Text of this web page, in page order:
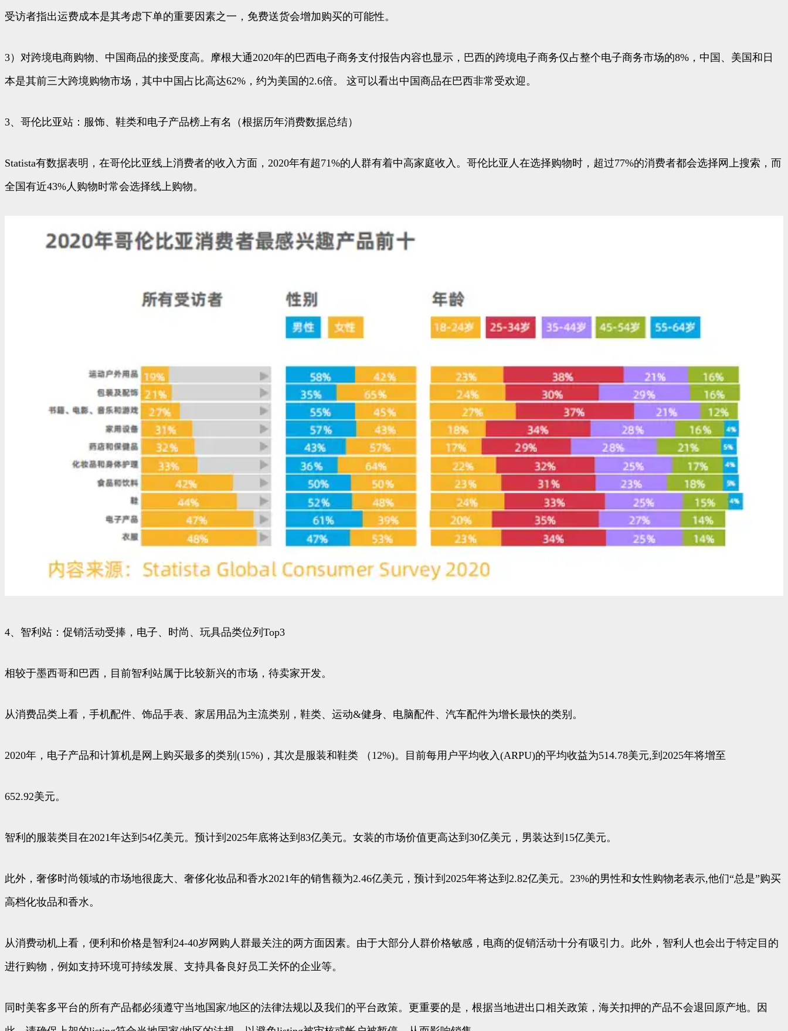
受访者指出运费成本是其考虑下单的重要因素之一，免费送货会增加购买的可能性。
3）对跨境电商购物、中国商品的接受度高。摩根大通2020年的巴西电子商务支付报告内容也显示，巴西的跨境电子商务仅占整个电子商务市场的8%，中国、美国和日
本是其前三大跨境购物市场，其中中国占比高达62%，约为美国的2.6倍。 这可以看出中国商品在巴西非常受欢迎。
3、哥伦比亚站：服饰、鞋类和电子产品榜上有名（根据历年消费数据总结）
Statista有数据表明，在哥伦比亚线上消费者的收入方面，2020年有超71%的人群有着中高家庭收入。哥伦比亚人在选择购物时，超过77%的消费者都会选择网上搜索，而
全国有近43%人购物时常会选择线上购物。
4、智利站：促销活动受捧，电子、时尚、玩具品类位列Top3
相较于墨西哥和巴西，目前智利站属于比较新兴的市场，待卖家开发。
从消费品类上看，手机配件、饰品手表、家居用品为主流类别，鞋类、运动&健身、电脑配件、汽车配件为增长最快的类别。
2020年，电子产品和计算机是网上购买最多的类别(15%)，其次是服装和鞋类 （12%)。目前每用户平均收入(ARPU)的平均收益为514.78美元,到2025年将增至
652.92美元。
智利的服装类目在2021年达到54亿美元。预计到2025年底将达到83亿美元。女装的市场价值更高达到30亿美元，男装达到15亿美元。
此外，奢侈时尚领域的市场地很庞大、奢侈化妆品和香水2021年的销售额为2.46亿美元，预计到2025年将达到2.82亿美元。23%的男性和女性购物老表示,他们“总是”购买
高档化妆品和香水。
从消费动机上看，便利和价格是智利24-40岁网购人群最关注的两方面因素。由于大部分人群价格敏感，电商的促销活动十分有吸引力。此外，智利人也会出于特定目的
进行购物，例如支持环境可持续发展、支持具备良好员工关怀的企业等。
同时美客多平台的所有产品都必须遵守当地国家/地区的法律法规以及我们的平台政策。更重要的是，根据当地进出口相关政策，海关扣押的产品不会退回原产地。因